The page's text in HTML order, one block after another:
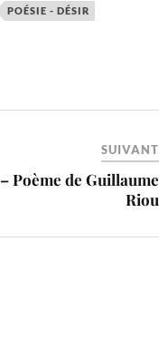
POÉSIE - DÉSIR
SUIVANT
Poème de Guillaume
Riou